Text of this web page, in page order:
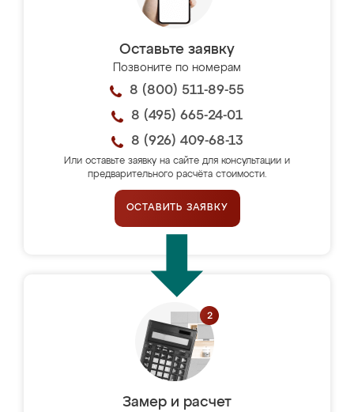
Оставьте заявку
Позвоните по номерам
8 (800) 511-89-55
8 (495) 665-24-01
8 (926) 409-68-13
Или оставьте заявку на сайте для консультации и
предварительного расчёта стоимости.
ОСТАВИТЬ ЗАЯВКУ
Замер и расчет